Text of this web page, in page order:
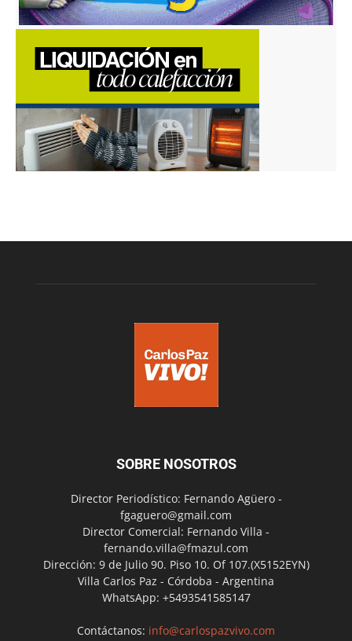
SOBRE NOSOTROS
Director Periodístico: Fernando Agüero -
fgaguero@gmail.com
Director Comercial: Fernando Villa -
fernando.villa@fmazul.com
Dirección: 9 de Julio 90. Piso 10. Of 107.(X5152EYN)
Villa Carlos Paz - Córdoba - Argentina
WhatsApp: +5493541585147
Contáctanos: info@carlospazvivo.com